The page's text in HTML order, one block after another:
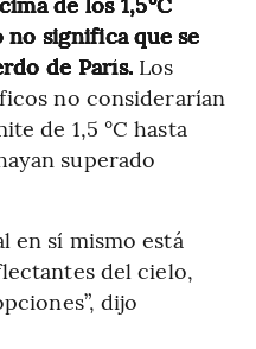
no significa que se
de París. Los
no considerarían
de 1,5 °C hasta
superado
en sí mismo está
del cielo,
dijo